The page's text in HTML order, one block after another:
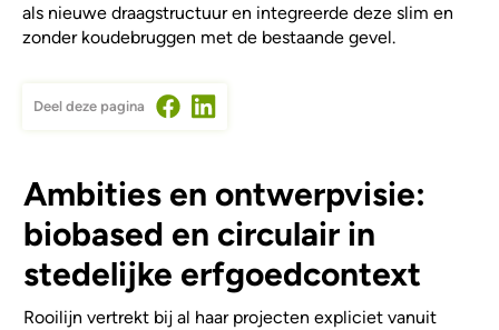
als nieuwe draagstructuur en integreerde deze slim en
zonder koudebruggen met de bestaande gevel.
Deel deze pagina
Ambities en ontwerpvisie:
biobased en circulair in
stedelijke erfgoedcontext
Rooilijn vertrekt bij al haar projecten expliciet vanuit